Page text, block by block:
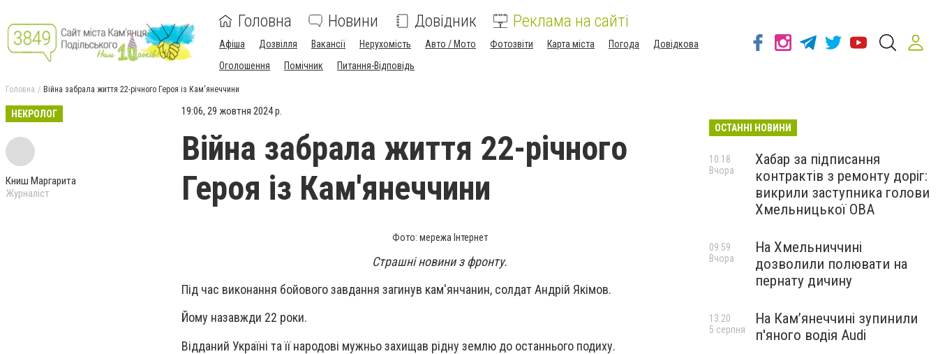
Головна Новини Довідник Реклама на сайті
Афіша Дозвілля Вакансії Нерухомість Авто / Мото Фотозвіти Карта міста Погода
Довідкова
Оголошення
Помічник Питання-Відповідь
Головна Війна забрала життя 22-річного Героя із Кам'янеччини
НЕКРОЛОГ
Книш Маргарита
Журналіст
19:06, 29 жовтня 2024 р.
Війна забрала життя 22-річного
Героя із Кам'янеччини
Фото: мережа Інтернет
Страшні новини з фронту.
Під час виконання бойового завдання загинув кам'янчанин, солдат Андрій Якімов.
Йому назавжди 22 роки.
Відданий Україні та її народові мужньо захищав рідну землю до останнього подиху.
ОСТАННІ НОВИНИ
Хабар за підписання
контрактів з ремонту доріг:
викрили заступника голови
Хмельницької ОВА
10:18
Вчора
На Хмельниччині
дозволили полювати на
пернату дичину
09:59
Вчора
На Камʼянеччині зупинили
п'яного водія Audi
13:20
5 серпня